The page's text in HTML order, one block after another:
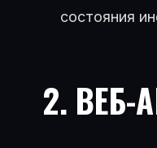
состояния
2.